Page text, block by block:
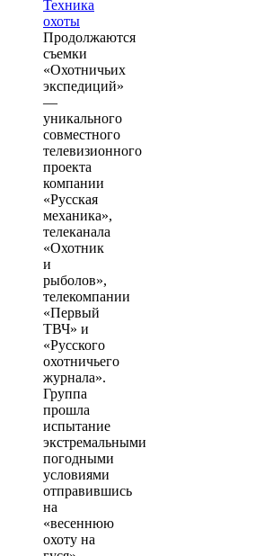
Продолжаются
съемки
«Охотничьих
экспедиций»
—
уникального
совместного
телевизионного
проекта
компании
«Русская
механика»,
телеканала
«Охотник
и
рыболов»,
телекомпании
«Первый
ТВЧ» и
«Русского
охотничьего
журнала».
Группа
прошла
испытание
экстремальными
погодными
условиями
отправившись
на
«весеннюю
охоту на